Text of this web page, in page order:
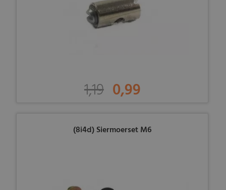
1,19 0,99
(8i4d) Siermoerset M6